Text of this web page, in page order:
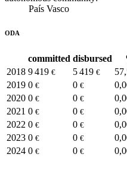
País Vasco
ODA
committed disbursed
2018 9 419 € 5 419 €
2019 0 € 0 €
2020 0 € 0 €
2021 0 € 0 €
2022 0 € 0 €
2023 0 € 0 €
2024 0 € 0 €